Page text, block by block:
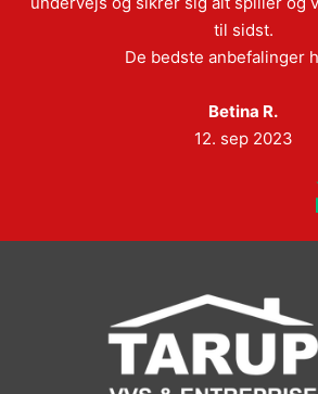
til sidst.
De bedste anbefalinger
Betina R.
12. sep 2023